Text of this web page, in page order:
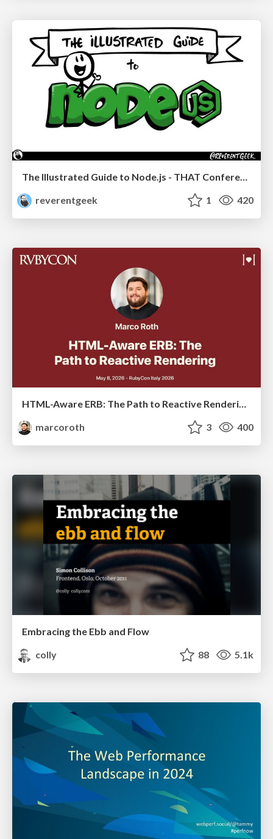
The Illustrated Guide to Node.js - THAT Conference 2024
reverentgeek
1 420
HTML-Aware ERB: The Path to Reactive Rendering @ RubyCon 2026, Rimini, Italy
marcoroth
3 400
Embracing the Ebb and Flow
colly
88 5.1k